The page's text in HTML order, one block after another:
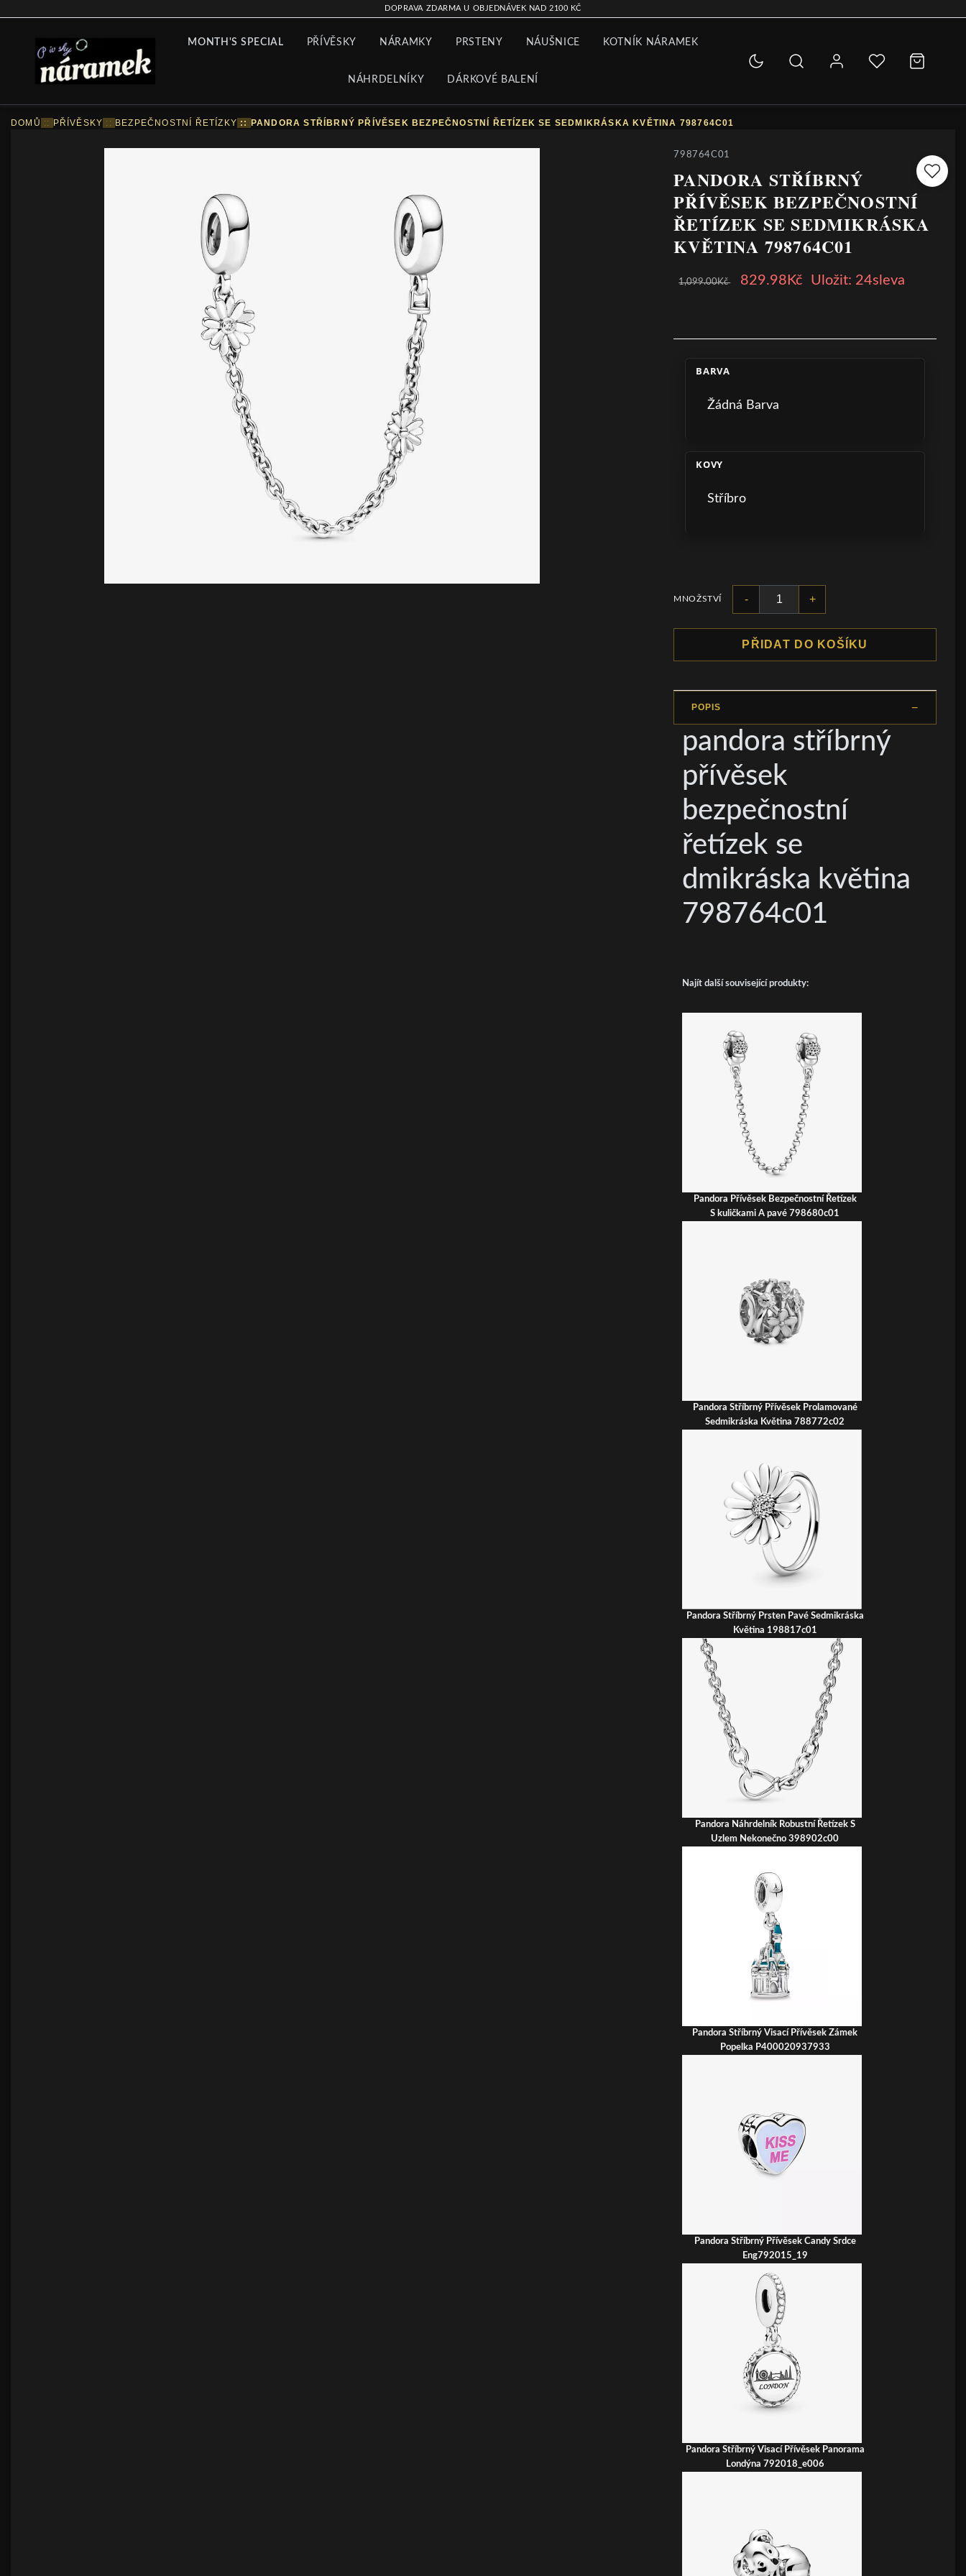
DOPRAVA ZDARMA U OBJEDNÁVEK NAD 2100 KČ
MONTH'S SPECIAL PŘÍVĚSKY NÁRAMKY PRSTENY NÁUŠNICE KOTNÍK NÁRAMEK
NÁHRDELNÍKY DÁRKOVÉ BALENÍ
DOMŮ :: PŘÍVĚSKY :: BEZPEČNOSTNÍ ŘETÍZKY :: PANDORA STŘÍBRNÝ PŘÍVĚSEK BEZPEČNOSTNÍ ŘETÍZEK SE SEDMIKRÁSKA KVĚTINA 798764C01
798764C01
PANDORA STŘÍBRNÝ
PŘÍVĚSEK BEZPEČNOSTNÍ
ŘETÍZEK SE SEDMIKRÁSKA
KVĚTINA 798764C01
1,099.00Kč 829.98Kč Uložit: 24sleva
BARVA
Žádná Barva
KOVY
Stříbro
MNOŽSTVÍ - +
PŘIDAT DO KOŠÍKU
POPIS
pandora stříbrný
přívěsek
bezpečnostní
řetízek se
dmikráska květina
798764c01
Najít další související produkty:
Pandora Přívěsek Bezpečnostní Řetízek
S kuličkami A pavé 798680c01
Pandora Stříbrný Přívěsek Prolamované
Sedmikráska Květina 788772c02
Pandora Stříbrný Prsten Pavé Sedmikráska
Květina 198817c01
Pandora Náhrdelník Robustní Řetízek S
Uzlem Nekonečno 398902c00
Pandora Stříbrný Visací Přívěsek Zámek
Popelka P400020937933
Pandora Stříbrný Přívěsek Candy Srdce
Eng792015_19
Pandora Stříbrný Visací Přívěsek Panorama
Londýna 792018_e006